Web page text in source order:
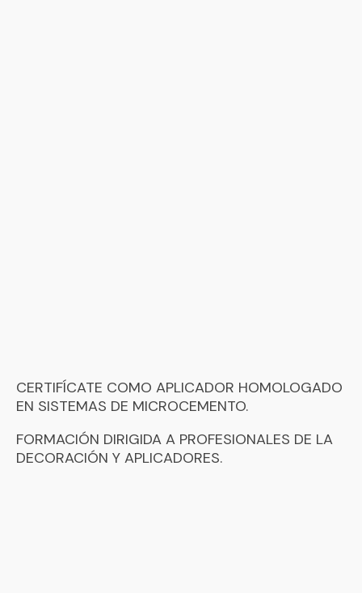
CERTIFÍCATE COMO APLICADOR HOMOLOGADO
EN SISTEMAS DE MICROCEMENTO.
FORMACIÓN DIRIGIDA A PROFESIONALES DE LA
DECORACIÓN Y APLICADORES.